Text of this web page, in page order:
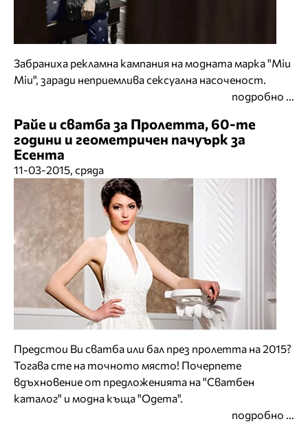
Забраниха рекламна кампания на модната марка "Miu
Miu", заради неприемлива сексуална насоченост.
подробно ...
Райе и сватба за Пролетта, 60-те
години и геометричен пачуърк за
Есента
11-03-2015, сряда
Предстои Ви сватба или бал през пролетта на 2015?
Тогава сте на точното място! Почерпете
вдъхновение от предложенията на "Сватбен
каталог" и модна къща "Одета".
подробно ...